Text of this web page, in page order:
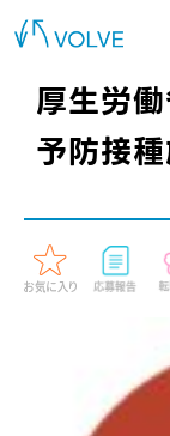
厚生労
予防接